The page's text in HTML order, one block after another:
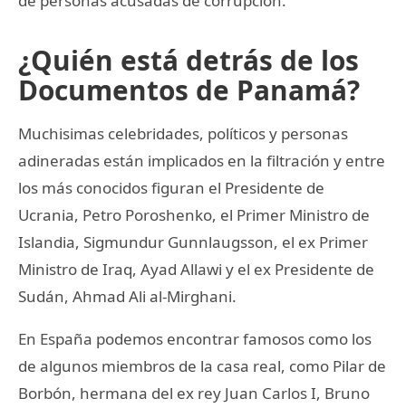
¿Quién está detrás de los
Documentos de Panamá?
Muchisimas celebridades, políticos y personas
adineradas están implicados en la filtración y entre
los más conocidos figuran el Presidente de
Ucrania, Petro Poroshenko, el Primer Ministro de
Islandia, Sigmundur Gunnlaugsson, el ex Primer
Ministro de Iraq, Ayad Allawi y el ex Presidente de
Sudán, Ahmad Ali al-Mirghani.
En España podemos encontrar famosos como los
de algunos miembros de la casa real, como Pilar de
Borbón, hermana del ex rey Juan Carlos I, Bruno